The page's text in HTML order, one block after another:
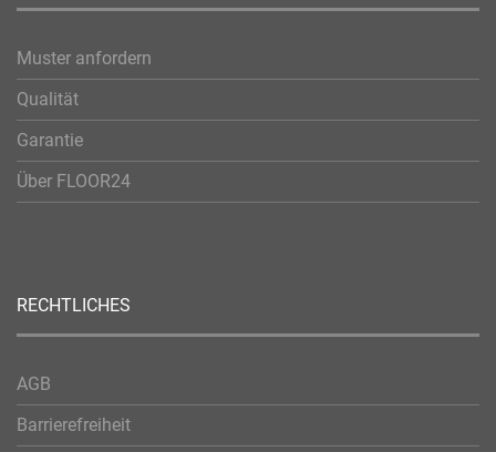
Muster anfordern
Qualität
Garantie
Über FLOOR24
RECHTLICHES
AGB
Barrierefreiheit